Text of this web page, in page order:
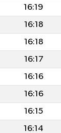
16:19
16:18
16:18
16:17
16:16
16:16
16:15
16:14